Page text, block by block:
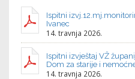
Ispitni
Ivanec
14. travnja 2026.
Ispitni izvještaj VŽ
Dom za starije i
14. travnja 2026.